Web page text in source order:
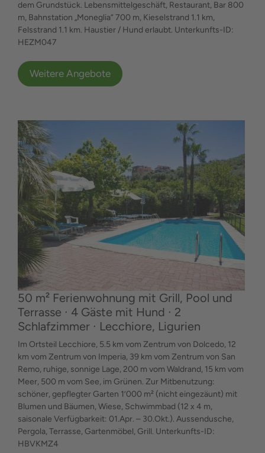
dem Grundstück. Lebensmittelgeschäft, Restaurant, Bar 800
m, Bahnstation „Moneglia“ 700 m, Kieselstrand 1.1 km,
Felsstrand 1.1 km. Haustier / Hund erlaubt. Unterkunfts-ID:
HEZM047
Weitere Angebote
50 m² Ferienwohnung mit Grill, Pool und
Terrasse ∙ 4 Gäste mit Hund ∙ 2
Schlafzimmer ∙ Lecchiore, Ligurien
Im Ortsteil Lecchiore, 5.5 km vom Zentrum von Dolcedo, 12
km vom Zentrum von Imperia, 39 km vom Zentrum von San
Remo, ruhige, sonnige Lage, 200 m vom Waldrand, 15 km vom
Meer, 500 m vom See, im Grünen. Zur Mitbenutzung:
schöner, gepflegter Garten 1’000 m² (nicht eingezäunt) mit
Blumen und Bäumen, Wiese, Schwimmbad (12 x 4 m,
saisonale Verfügbarkeit: 01.Apr. – 30.Okt.). Aussendusche,
Pergola, Terrasse, Gartenmöbel, Grill. Unterkunfts-ID:
HBVKMZ4